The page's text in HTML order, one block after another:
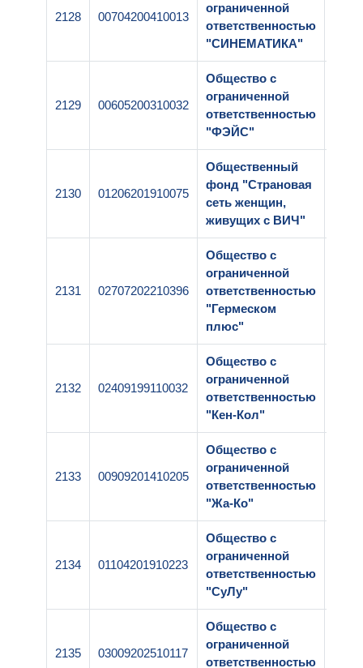
2128 00704200410013
ограниченной
ответственностью
"СИНЕМАТИКА"
2129 00605200310032
Общество с
ограниченной
ответственностью
"ФЭЙС"
2130 01206201910075
Общественный
фонд "Страновая
сеть женщин,
живущих с ВИЧ"
2131 02707202210396
Общество с
ограниченной
ответственностью
"Гермеском
плюс"
2132 02409199110032
Общество с
ограниченной
ответственностью
"Кен-Кол"
2133 00909201410205
Общество с
ограниченной
ответственностью
"Жа-Ко"
2134 01104201910223
Общество с
ограниченной
ответственностью
"СуЛу"
2135 03009202510117
Общество с
ограниченной
ответственностью